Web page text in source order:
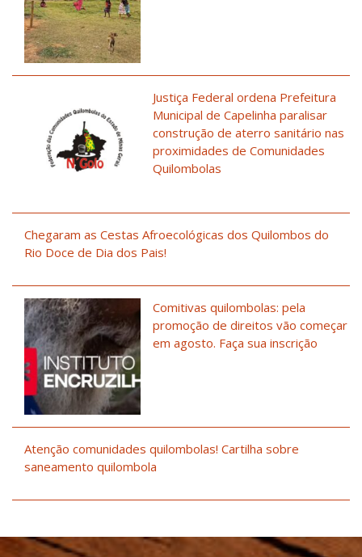
Justiça Federal ordena Prefeitura
Municipal de Capelinha paralisar
construção de aterro sanitário nas
proximidades de Comunidades
Quilombolas
Chegaram as Cestas Afroecológicas dos Quilombos do
Rio Doce de Dia dos Pais!
Comitivas quilombolas: pela
promoção de direitos vão começar
em agosto. Faça sua inscrição
Atenção comunidades quilombolas! Cartilha sobre
saneamento quilombola